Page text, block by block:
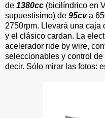
de 1380cc (bicilíndrico en
supuestísimo) de 95cva
2750rpm. Llevará una
y el clásico cardan. La
acelerador ride by wire,
seleccionables y control
decir. Sólo mirar las fotos: